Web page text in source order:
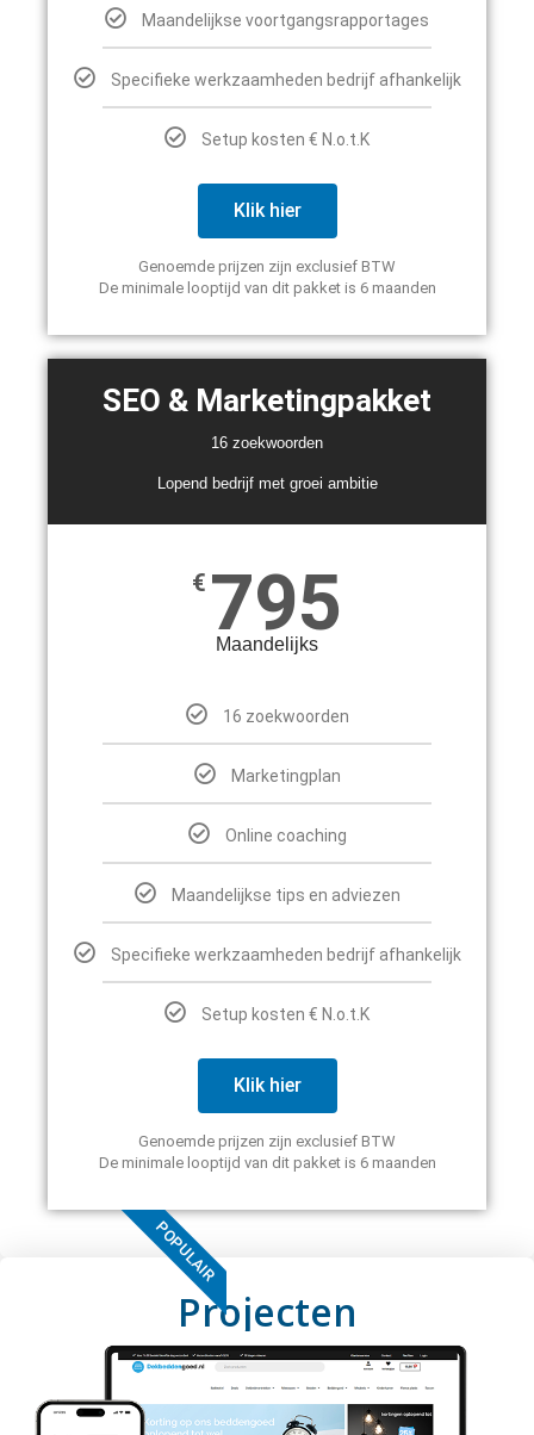
Maandelijkse voortgangsrapportages
Specifieke werkzaamheden bedrijf afhankelijk
Setup kosten € N.o.t.K
Klik hier
Genoemde prijzen zijn exclusief BTW
De minimale looptijd van dit pakket is 6 maanden
SEO & Marketingpakket
16 zoekwoorden
Lopend bedrijf met groei ambitie
€ 795
Maandelijks
16 zoekwoorden
Marketingplan
Online coaching
Maandelijkse tips en adviezen
Specifieke werkzaamheden bedrijf afhankelijk
Setup kosten € N.o.t.K
Klik hier
Genoemde prijzen zijn exclusief BTW
De minimale looptijd van dit pakket is 6 maanden
POPULAIR
Projecten